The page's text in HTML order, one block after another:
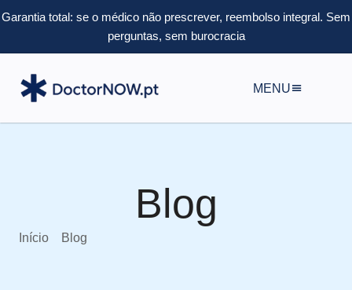
Garantia total: se o médico não prescrever, reembolso integral. Sem
perguntas, sem burocracia
MENU
Blog
Início Blog